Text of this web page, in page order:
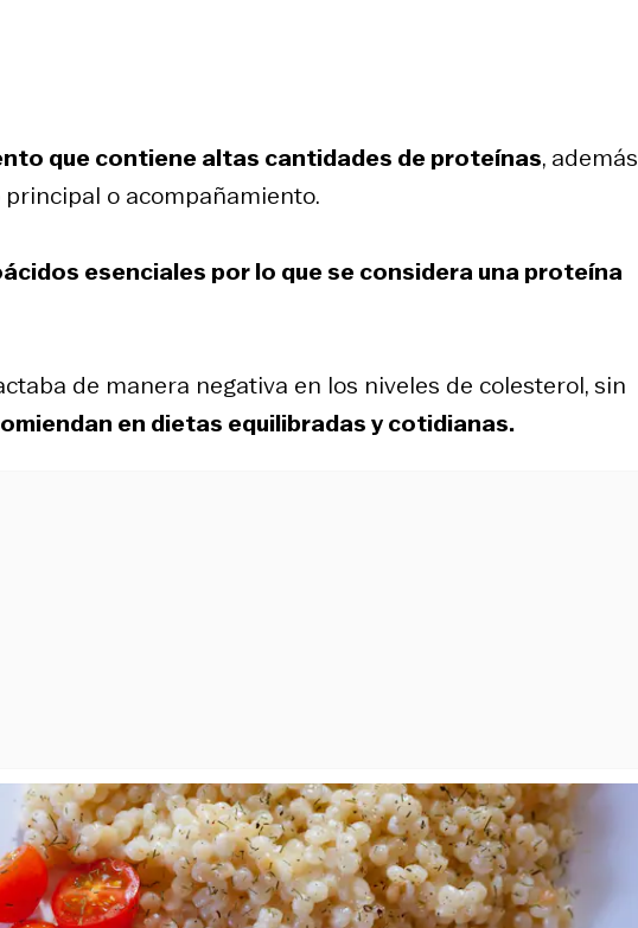
que contiene altas cantidades de proteínas, además
o acompañamiento.
esenciales por lo que se considera una proteína
de manera negativa en los niveles de colesterol, sin
en dietas equilibradas y cotidianas.